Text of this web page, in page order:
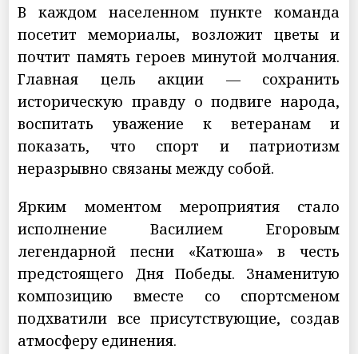
В каждом населенном пункте команда
посетит мемориалы, возложит цветы и
почтит память героев минутой молчания.
Главная цель акции — сохранить
историческую правду о подвиге народа,
воспитать уважение к ветеранам и
показать, что спорт и патриотизм
неразрывно связаны между собой.
Ярким моментом мероприятия стало
исполнение Василием Егоровым
легендарной песни «Катюша» в честь
предстоящего Дня Победы. Знаменитую
композицию вместе со спортсменом
подхватили все присутствующие, создав
атмосферу единения.